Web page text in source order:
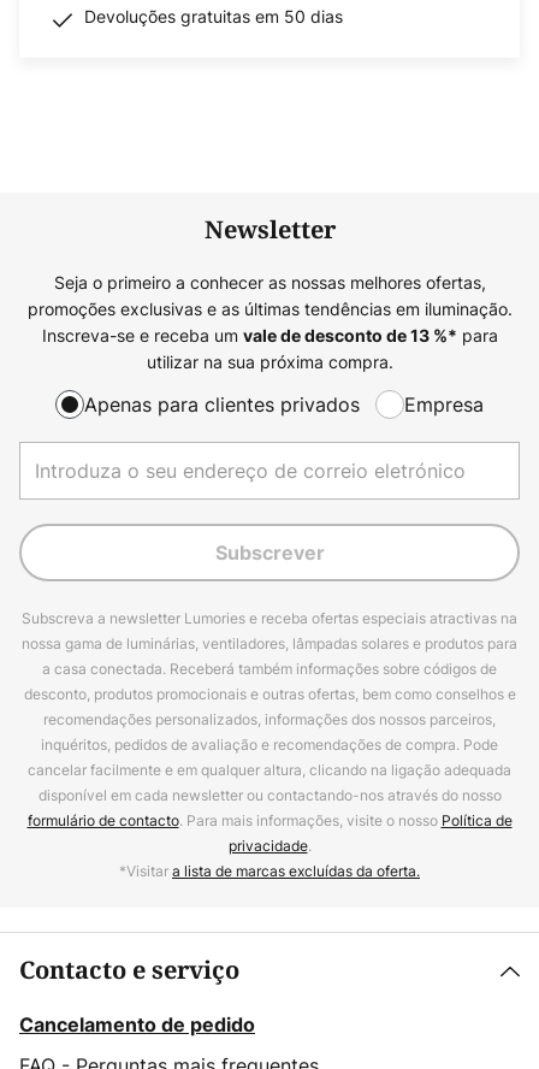
Devoluções gratuitas em 50 dias
Newsletter
Seja o primeiro a conhecer as nossas melhores ofertas,
promoções exclusivas e as últimas tendências em iluminação.
Inscreva-se e receba um vale de desconto de13%* para
utilizar na sua próxima compra.
Apenas para clientes privados Empresa
Subscrever
Subscreva a newsletter Lumories e receba ofertas especiais atractivas na
nossa gama de luminárias, ventiladores, lâmpadas solares e produtos para
a casa conectada. Receberá também informações sobre códigos de
desconto, produtos promocionais e outras ofertas, bem como conselhos e
recomendações personalizados, informações dos nossos parceiros,
inquéritos, pedidos de avaliação e recomendações de compra. Pode
cancelar facilmente e em qualquer altura, clicando na ligação adequada
disponível em cada newsletter ou contactando-nos através do nosso
formulário de contacto. Para mais informações, visite o nosso Política de
privacidade.
*Visitara lista de marcas excluídas da oferta.
Contacto e serviço
Cancelamento de pedido